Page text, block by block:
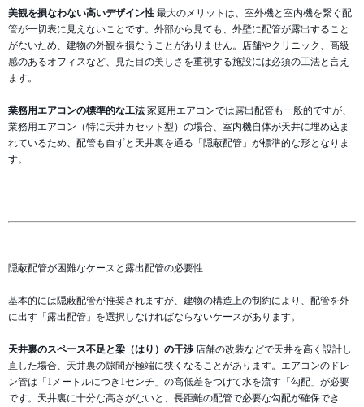
美観を損なわない高いデザイン性 最大のメリットは、室外機と室内機を繋ぐ配
管が一切表に見えないことです。外部から見ても、外壁に配管が露出すること
がないため、建物の外観を損なうことがありません。店舗やクリニック、高級
感のあるオフィスなど、見た目の美しさを重視する施設には必須の工法と言え
ます。
業務用エアコンの標準的な工法 家庭用エアコンでは露出配管も一般的ですが、
業務用エアコン（特に天井カセット型）の場合、室内機自体が天井に埋め込ま
れているため、配管も自ずと天井裏を通る「隠蔽配管」が標準的な形となりま
す。
隠蔽配管が困難なケースと露出配管の必要性
基本的には隠蔽配管が推奨されますが、建物の構造上の制約により、配管を外
に出す「露出配管」を選択しなければならないケースがあります。
天井裏のスペース不足と梁（はり）の干渉 店舗の改装などで天井を高く設計し
直した場合、天井裏の隙間が極端に狭くなることがあります。エアコンのドレ
ン管は「1メートルにつき1センチ」の高低差をつけて水を流す「勾配」が必要
です。天井裏に十分な高さがないと、長距離の配管で必要な勾配が確保でき